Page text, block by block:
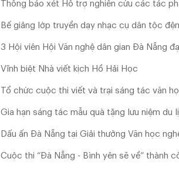
Thông báo xét Hỗ trợ nghiên cứu các tác
Bế giảng lớp truyền dạy nhạc cụ dân tộc
3 Hội viên Hội Văn nghệ dân gian Đà Nẵng
Vĩnh biệt Nhà viết kịch Hồ Hải Học
Tổ chức cuộc thi viết và trại sáng tác văn
Gia hạn sáng tác mẫu quà tặng lưu niệm du
Dấu ấn Đà Nẵng tại Giải thưởng Văn học
Cuộc thi “Đà Nẵng - Bình yên sẽ về” thành